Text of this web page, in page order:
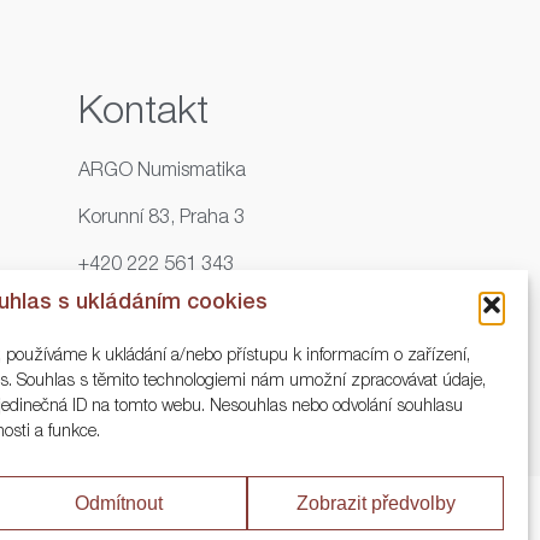
s ukládáním cookies
používáme k ukládání a/nebo přístupu k informacím o zařízení,
Souhlas s těmito technologiemi nám umožní zpracovávat údaje,
ID na tomto webu. Nesouhlas nebo odvolání souhlasu
a funkce.
Odmítnout Zobrazit předvolby
Kontakt
ARGO Numismatika
Korunní 83, Praha 3
+420 222 561 343
+420 773 025 117
info@numisargo.com